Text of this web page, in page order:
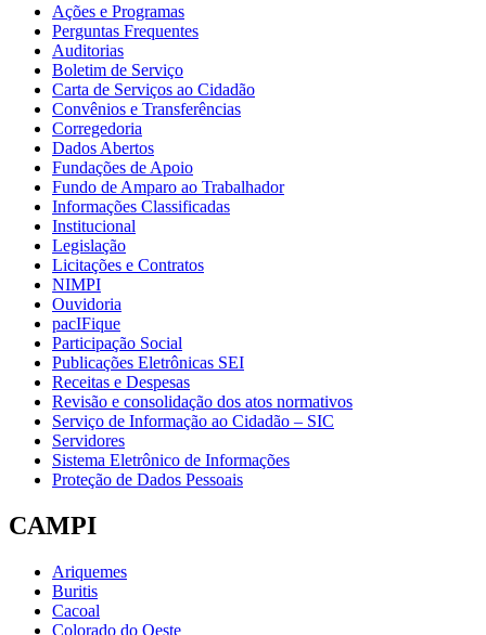
Ações e Programas
Perguntas Frequentes
Auditorias
Boletim de Serviço
Carta de Serviços ao Cidadão
Convênios e Transferências
Corregedoria
Dados Abertos
Fundações de Apoio
Fundo de Amparo ao Trabalhador
Informações Classificadas
Institucional
Legislação
Licitações e Contratos
NIMPI
Ouvidoria
pacIFique
Participação Social
Publicações Eletrônicas SEI
Receitas e Despesas
Revisão e consolidação dos atos normativos
Serviço de Informação ao Cidadão – SIC
Servidores
Sistema Eletrônico de Informações
Proteção de Dados Pessoais
CAMPI
Ariquemes
Buritis
Cacoal
Colorado do Oeste